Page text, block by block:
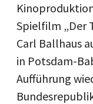
Spielfilm „Der
Carl Ballhaus
in Potsdam-
Aufführung